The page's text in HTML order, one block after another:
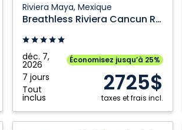
Riviera Maya, Mexique
Breathless Riviera Cancun Resort & Spa
déc. 7,
2026
7 jours
Tout
inclus
Économisez jusqu’à 25%
2725$
taxes et frais incl.
Riviera
Cancun
Resort
Spa:
Riviera
Maya,
Mexique